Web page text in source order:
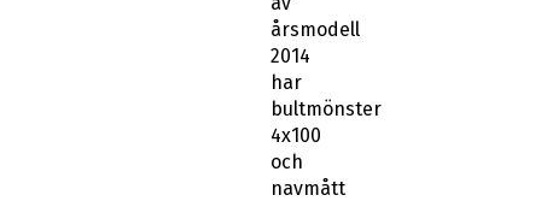
årsmodell
2014
har
bultmönster
4x100
och
navmått